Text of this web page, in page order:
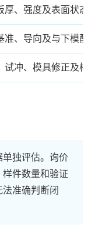
厚、强度及表面状态
准、导向及与下模
试冲、模具修正及
独评估。询价
件数量和验证
准确判断闭